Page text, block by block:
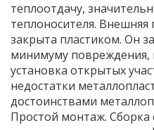
теплоотдачу,
теплоносителя. Внешняя
закрыта пластиком. Он
минимуму повреждения,
установка открытых
недостатки
достоинствами
Простой монтаж. Сборка